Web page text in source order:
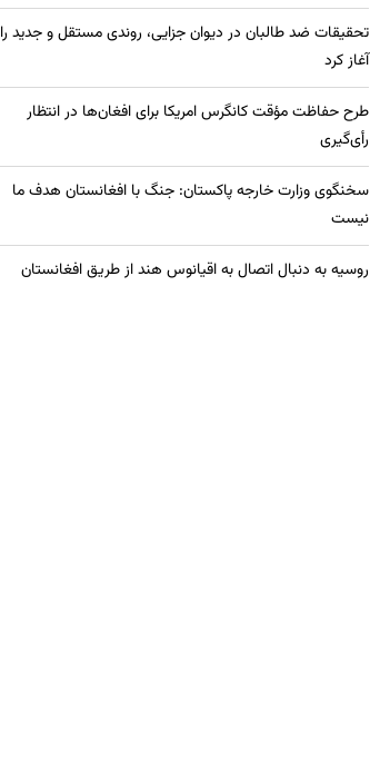
تحقیقات ضد طالبان در دیوان جزایی، روندی مستقل و جدید را
آغاز کرد
طرح حفاظت مؤقت کانگرس امریکا برای افغان‌ها در انتظار
رأی‌گیری
سخنگوی وزارت خارجه پاکستان: جنگ با افغانستان هدف ما
نیست
روسیه به دنبال اتصال به اقیانوس هند از طریق افغانستان